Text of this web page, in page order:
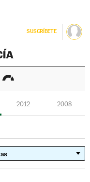
SUSCRÍBETE
2012 2008